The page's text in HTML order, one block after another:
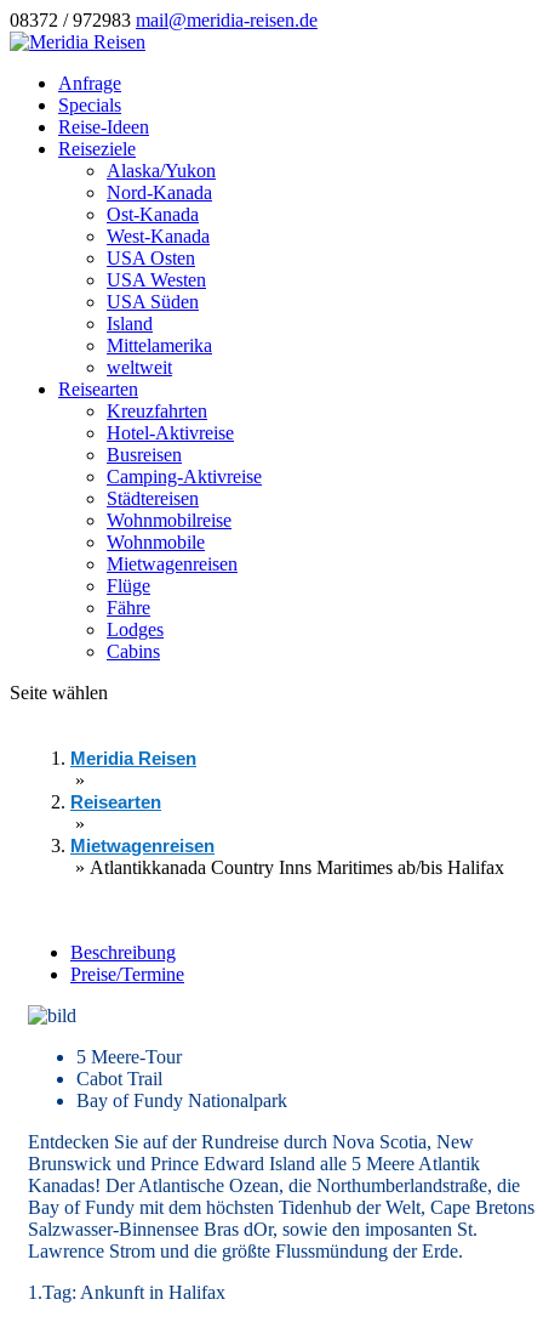
08372 / 972983 mail@meridia-reisen.de
Anfrage
Specials
Reise-Ideen
Reiseziele
Alaska/Yukon
Nord-Kanada
Ost-Kanada
West-Kanada
USA Osten
USA Westen
USA Süden
Island
Mittelamerika
weltweit
Reisearten
Kreuzfahrten
Hotel-Aktivreise
Busreisen
Camping-Aktivreise
Städtereisen
Wohnmobilreise
Wohnmobile
Mietwagenreisen
Flüge
Fähre
Lodges
Cabins
Seite wählen
Meridia Reisen
»
Reisearten
»
Mietwagenreisen
» Atlantikkanada Country Inns Maritimes ab/bis Halifax
Beschreibung
Preise/Termine
5 Meere-Tour
Cabot Trail
Bay of Fundy Nationalpark
Entdecken Sie auf der Rundreise durch Nova Scotia, New
Brunswick und Prince Edward Island alle 5 Meere Atlantik
Kanadas! Der Atlantische Ozean, die Northumberlandstraße, die
Bay of Fundy mit dem höchsten Tidenhub der Welt, Cape Bretons
Salzwasser-Binnensee Bras dOr, sowie den imposanten St.
Lawrence Strom und die größte Flussmündung der Erde.
1.Tag: Ankunft in Halifax